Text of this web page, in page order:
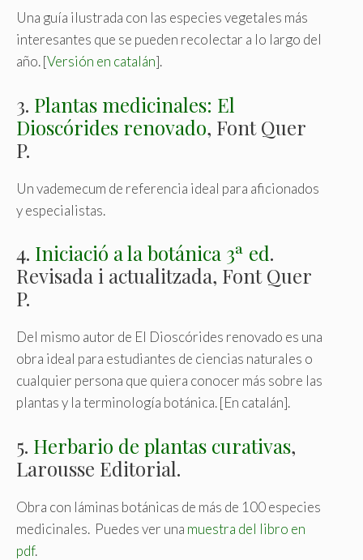
Una guía ilustrada con las especies vegetales más
interesantes que se pueden recolectar a lo largo del
año. [Versión en catalán].
3. Plantas medicinales: El
Dioscórides renovado, Font Quer
P.
Un vademecum de referencia ideal para aficionados
y especialistas.
4. Iniciació a la botánica 3ª ed.
Revisada i actualitzada, Font Quer
P.
Del mismo autor de El Dioscórides renovado es una
obra ideal para estudiantes de ciencias naturales o
cualquier persona que quiera conocer más sobre las
plantas y la terminología botánica. [En catalán].
5. Herbario de plantas curativas,
Larousse Editorial.
Obra con láminas botánicas de más de 100 especies
medicinales. Puedes ver una muestra del libro en
pdf.